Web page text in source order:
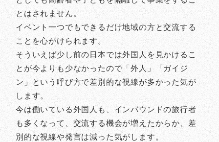
とはされません。
イベント一つでもできるだけ地域の方と交流する
ことを心がけられます。
そういえば少し前の日本では外国人を見かけるこ
とが今よりも少なかったので「外人」「ガイジ
ン」という呼び方で差別的な視線が多かった気が
します。
今は働いている外国人も、インバウンドの旅行者
も多くなって、交流する機会が増えたからか、差
別的な視線や発言は減った気がします。